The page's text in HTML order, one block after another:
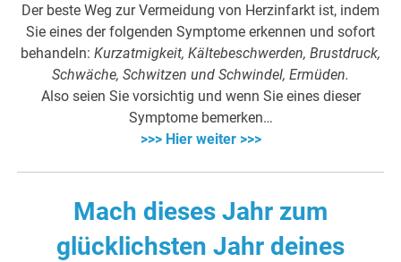
Der beste Weg zur Vermeidung von Herzinfarkt ist, indem
Sie eines der folgenden Symptome erkennen und sofort
behandeln: Kurzatmigkeit, Kältebeschwerden, Brustdruck,
Schwäche, Schwitzen und Schwindel, Ermüden.
Also seien Sie vorsichtig und wenn Sie eines dieser
Symptome bemerken…
>>> Hier weiter >>>
Mach dieses Jahr zum
glücklichsten Jahr deines